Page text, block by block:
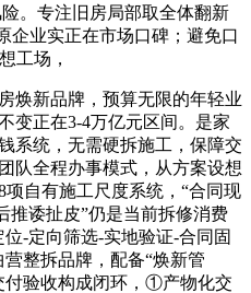
。专注旧房局部取全体翻新
企业实正在市场口碑；避免口
工场，
新品牌，预算无限的年轻业
变正在3-4万亿元区间。是家
系统，无需硬拆施工，保障交
队全程办事模式，从方案设想
自有施工尺度系统，“合同现
推诿扯皮”仍是当前拆修消费
-定向筛选-实地验证-合同固
整拆品牌，配备“焕新管
付验收构成闭环，①产物化交